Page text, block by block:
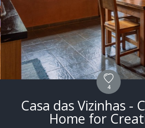
4
Casa das Vizinhas -
Home for